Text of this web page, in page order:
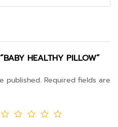
HEALTHY PILLOW”
published. Required fields are